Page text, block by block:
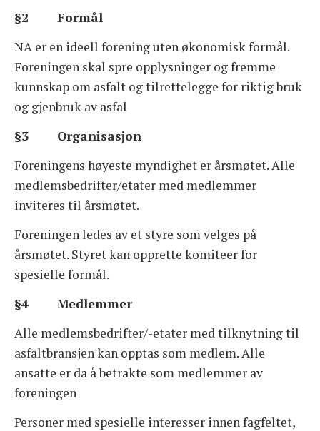
VEDTEKTER
ÅRSBERETNINGER
§2 Formål
NA er en ideell forening uten økonomisk formål.
Foreningen skal spre opplysninger og fremme
kunnskap om asfalt og tilrettelegge for riktig bruk
og gjenbruk av asfal
§3 Organisasjon
Foreningens høyeste myndighet er årsmøtet. Alle
medlemsbedrifter/etater med medlemmer
inviteres til årsmøtet.
Foreningen ledes av et styre som velges på
årsmøtet. Styret kan opprette komiteer for
spesielle formål.
§4 Medlemmer
Alle medlemsbedrifter/-etater med tilknytning til
asfaltbransjen kan opptas som medlem. Alle
ansatte er da å betrakte som medlemmer av
foreningen
Personer med spesielle interesser innen fagfeltet,